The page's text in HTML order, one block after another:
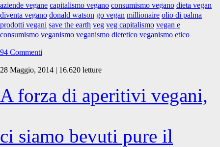
di
soldi
con
la
rivoluzione
vegana
aziende vegane capitalismo vegano consumismo vegano dieta vegan
diventa vegano donald watson go vegan millionaire olio di palma
prodotti vegani save the earth veg veg capitalismo vegan e
consumismo veganismo veganismo dietetico veganismo etico
94 Commenti
28 Maggio, 2014 | 16.620 letture
A forza di aperitivi vegani,
ci siamo bevuti pure il